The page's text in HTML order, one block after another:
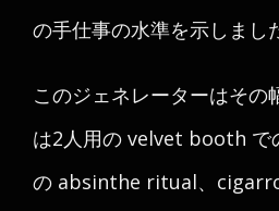
の手仕事の水準を示しまし
このジェネレーターはその
は2人用の velvet booth で
の absinthe ritual、